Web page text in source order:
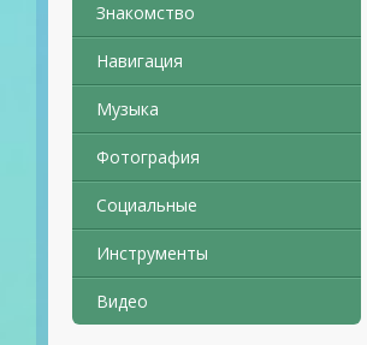
Знакомство
Навигация
Музыка
Фотография
Социальные
Инструменты
Видео